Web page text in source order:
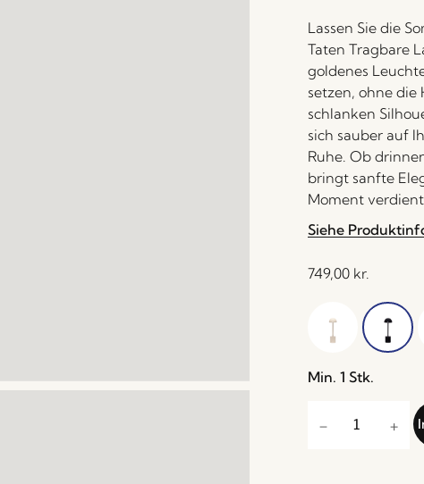
Lassen Sie die
Taten Tragbare
goldenes
setzen, ohne
schlanken
sich sauber auf
Ruhe. Ob
bringt sanfte
Moment
Siehe
749,00 kr.
Min. 1 Stk.